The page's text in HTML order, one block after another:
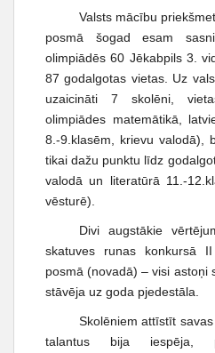
Valsts mācību
posmā šogad esam
olimpiādēs 60 Jēkabpils 3.
87 godalgotas vietas. Uz
uzaicināti 7 skolēni,
olimpiādes matemātikā,
8.-9.klasēm, krievu valodā),
tikai dažu punktu līdz
valodā un literatūrā 11.-
vēsturē).
Divi augstākie
skatuves runas konkursā
posmā (novadā) – visi astoņi
stāvēja uz goda pjedestāla.
Skolēniem attīstīt
talantus bija iespēja,